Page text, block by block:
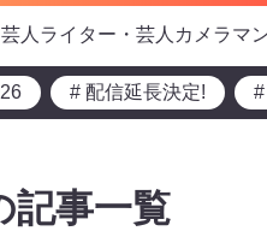
芸人ライター・芸人カメラマ
# 配信延長決定!
記事一覧